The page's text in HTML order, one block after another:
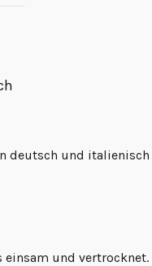
deutsch und italienisch
und